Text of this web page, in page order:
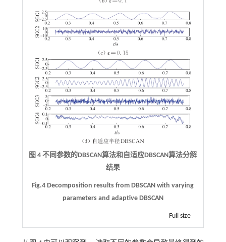
图 4 不同参数的DBSCAN算法和自适应DBSCAN算法分解
结果
Fig.4 Decomposition results from DBSCAN with varying
parameters and adaptive DBSCAN
Full size